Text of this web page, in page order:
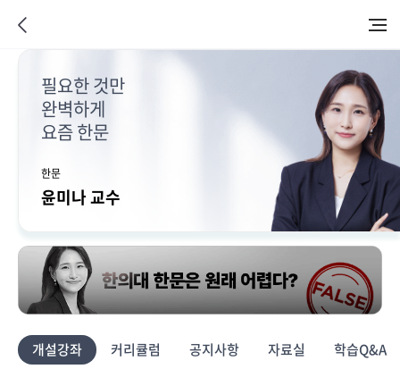
필요한 것만
완벽하게
요즘 한문
한문
윤미나 교수
개설강좌 커리큘럼 공지사항 자료실 학습Q&A